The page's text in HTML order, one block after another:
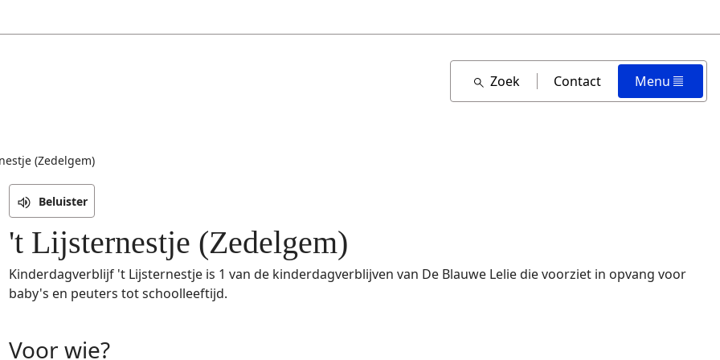
Zoek Contact Menu
(Zedelgem)
Beluister
't Lijsternestje (Zedelgem)
Kinderdagverblijf 't Lijsternestje is 1 van de kinderdagverblijven van De Blauwe Lelie die voorziet in opvang voor
baby's en peuters tot schoolleeftijd.
Voor wie?